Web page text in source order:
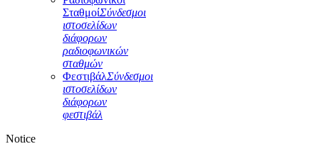
ΣταθμοίΣύνδεσμοι
ιστοσελίδων
διάφορων
ραδιοφωνικών
σταθμών
ΦεστιβάλΣύνδεσμοι
ιστοσελίδων
διάφορων
φεστιβάλ
Notice